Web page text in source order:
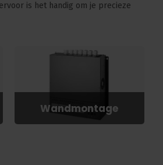
is het handig om je precieze
Wandmontage